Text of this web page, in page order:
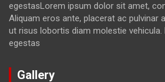
egestasLorem ipsum dolor sit amet,
Aliquam eros ante, placerat ac pulvinar
ut risus lobortis diam molestie
egestas
Gallery